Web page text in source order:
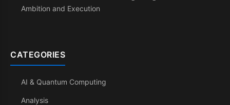
Ambition and Execution
CATEGORIES
AI & Quantum Computing
Analysis